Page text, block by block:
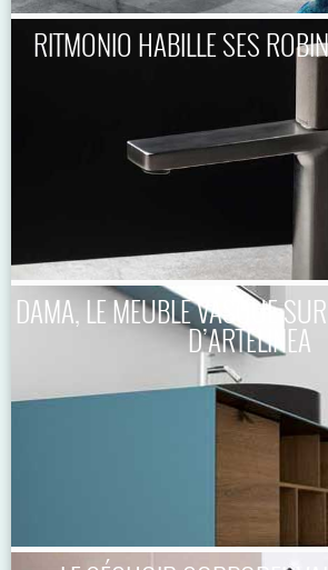
RITMONIO HABILLE SES
DAMA, LE MEUBLE VASQUE SUR
D’ARTELINEA